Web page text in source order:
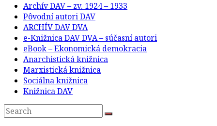
Archív DAV – zv. 1924 – 1933
Pôvodní autori DAV
ARCHÍV DAV DVA
e-Knižnica DAV DVA – súčasní autori
eBook – Ekonomická demokracia
Anarchistická knižnica
Marxistická knižnica
Sociálna knižnica
Knižnica DAV